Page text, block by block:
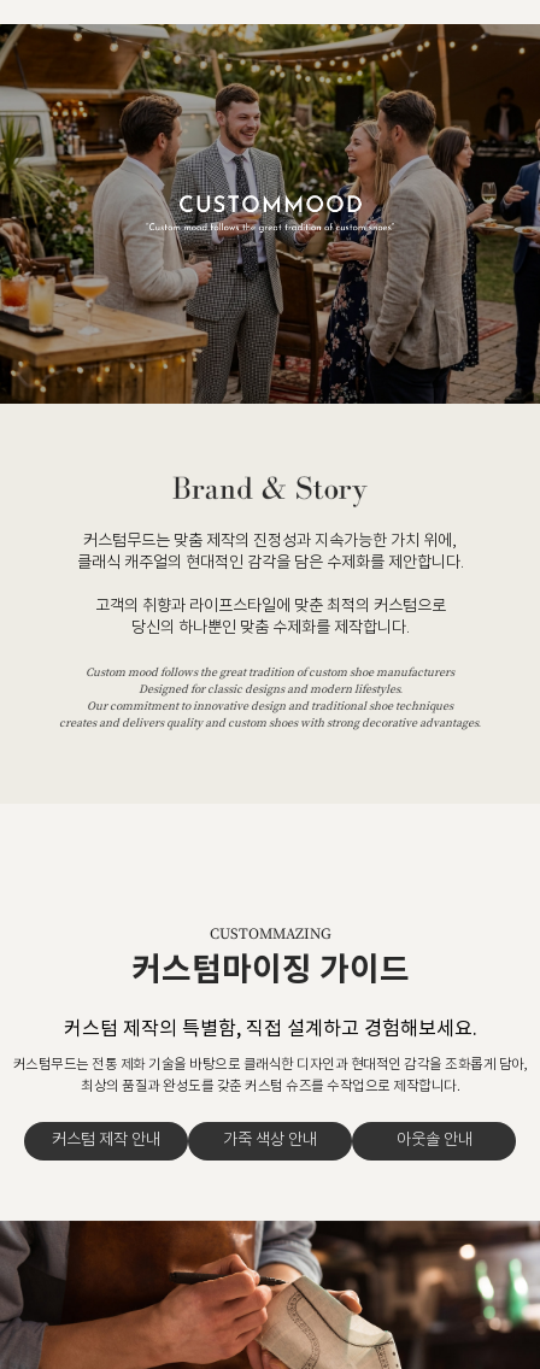
커스텀무드는 맞춤 제작의 진정성과 지속가능한 가치 위에,
클래식 캐주얼의 현대적인 감각을 담은 수제화를 제안합니다.
고객의 취향과 라이프스타일에 맞춘 최적의 커스텀으로
당신의 하나뿐인 맞춤 수제화를 제작합니다.
Custom mood follows the great tradition of custom shoe manufacturers
Designed for classic designs and modern lifestyles.
Our commitment to innovative design and traditional shoe techniques
creates and delivers quality and custom shoes with strong decorative advantages.
CUSTOMMAZING
커스텀마이징 가이드
커스텀 제작의 특별함, 직접 설계하고 경험해보세요.
커스텀무드는 전통 제화 기술을 바탕으로 클래식한 디자인과 현대적인 감각을 조화롭게 담아,
최상의 품질과 완성도를 갖춘 커스텀 슈즈를 수작업으로 제작합니다.
커스텀 제작 안내 가죽 색상 안내 아웃솔 안내